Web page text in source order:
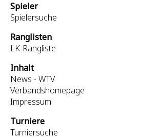
Spieler
Spielersuche
Ranglisten
LK-Rangliste
Inhalt
News - WTV
Verbandshomepage
Impressum
Turniere
Turniersuche